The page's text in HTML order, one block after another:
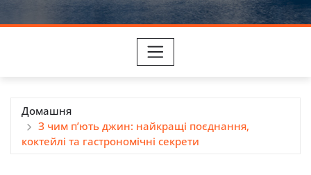
Домашня
З чим п’ють джин: найкращі поєднання,
коктейлі та гастрономічні секрети